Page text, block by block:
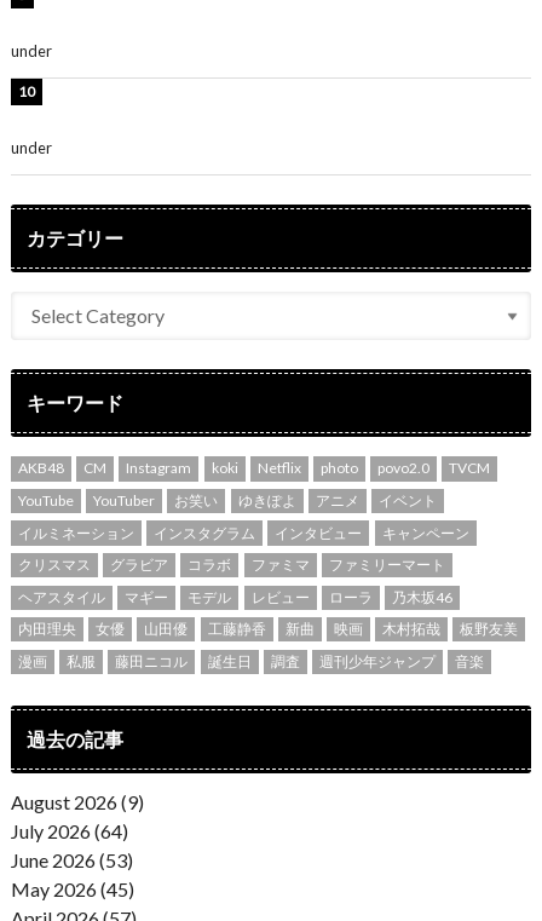
under
under
カテゴリー
キーワード
AKB48 CM Instagram koki Netflix photo povo2.0
TVCM
YouTube
YouTuber お笑い ゆきぽよ アニメ
イベント
イルミネーション
インスタグラム インタビュー
キャンペーン
クリスマス
グラビア コラボ ファミマ
ファミリーマート
ヘアスタイル
マギー モデル レビュー ローラ
乃木坂46
内田理央
女優 山田優 工藤静香 新曲 映画 木村拓哉
板野友美
漫画
私服 藤田ニコル 誕生日 調査 週刊少年ジャンプ 音楽
過去の記事
August 2026 (9)
July 2026 (64)
June 2026 (53)
May 2026 (45)